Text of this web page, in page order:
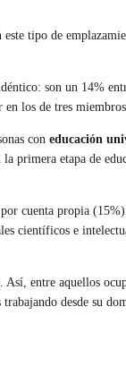
tipo de
son un 14%
los de tres
con educación
primera etapa de
cuenta propia
científicos e
. Así, entre aquellos
desde su